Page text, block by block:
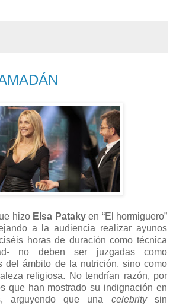
hizo Elsa Patakyen “El hormiguero”
a la audiencia realizar ayunos
horas de duración como técnica
no deben ser juzgadas como
del ámbito de la nutrición, sino como
religiosa. No tendrían razón, por
que han mostrado su indignación en
arguyendo que una celebritysin